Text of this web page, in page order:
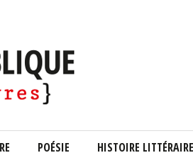
POÉSIE HISTOIRE LITTÉRAIRE